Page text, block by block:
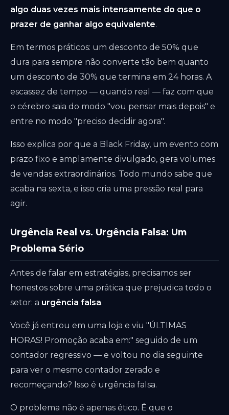
algo duas vezes mais intensamente do que o
prazer de ganhar algo equivalente.
Em termos práticos: um desconto de 50% que
dura para sempre não converte tão bem quanto
um desconto de 30% que termina em 24 horas. A
escassez de tempo — quando real — faz com que
o cérebro saia do modo "vou pensar mais depois" e
entre no modo "preciso decidir agora".
Isso explica por que a Black Friday, um evento com
prazo fixo e amplamente divulgado, gera volumes
de vendas extraordinários. Todo mundo sabe que
acaba na sexta, e isso cria uma pressão real para
agir.
Urgência Real vs. Urgência Falsa: Um
Problema Sério
Antes de falar em estratégias, precisamos ser
honestos sobre uma prática que prejudica todo o
setor: a urgência falsa.
Você já entrou em uma loja e viu "ÚLTIMAS
HORAS! Promoção acaba em:" seguido de um
contador regressivo — e voltou no dia seguinte
para ver o mesmo contador zerado e
recomeçando? Isso é urgência falsa.
O problema não é apenas ético. É que o